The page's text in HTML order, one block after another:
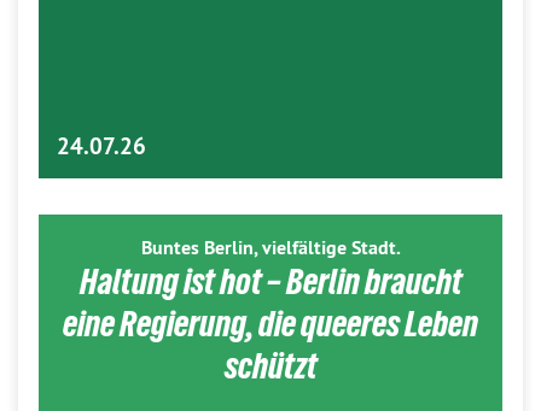
24.07.26
Buntes Berlin, vielfältige Stadt.
Haltung ist hot – Berlin braucht
eine Regierung, die queeres Leben
schützt